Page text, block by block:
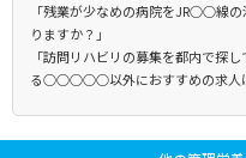
「残業が少なめの病院をJR○○線
りますか？」
「訪問リハビリの募集を都内で探
る○○○○○以外におすすめの求人は